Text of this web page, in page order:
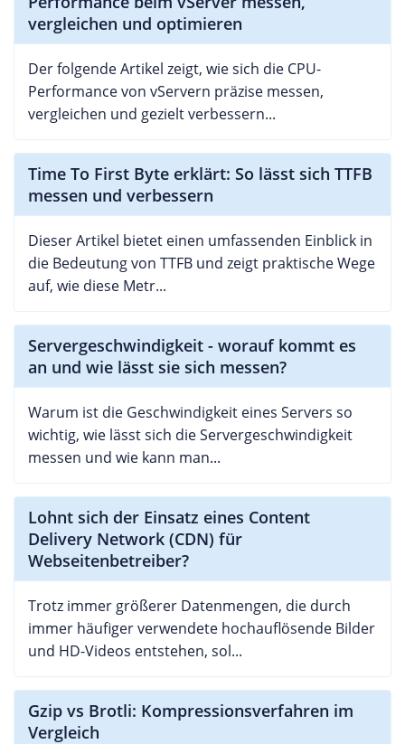
vergleichen und optimieren
Der folgende Artikel zeigt, wie sich die CPU-
Performance von vServern präzise messen,
vergleichen und gezielt verbessern...
Time To First Byte erklärt: So lässt sich TTFB
messen und verbessern
Dieser Artikel bietet einen umfassenden Einblick in
die Bedeutung von TTFB und zeigt praktische Wege
auf, wie diese Metr...
Servergeschwindigkeit - worauf kommt es
an und wie lässt sie sich messen?
Warum ist die Geschwindigkeit eines Servers so
wichtig, wie lässt sich die Servergeschwindigkeit
messen und wie kann man...
Lohnt sich der Einsatz eines Content
Delivery Network (CDN) für
Webseitenbetreiber?
Trotz immer größerer Datenmengen, die durch
immer häufiger verwendete hochauflösende Bilder
und HD-Videos entstehen, sol...
Gzip vs Brotli: Kompressionsverfahren im
Vergleich